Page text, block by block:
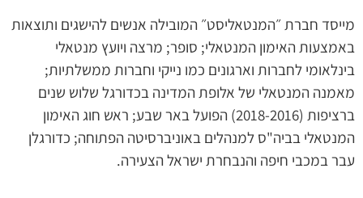
מייסד חברת ״המנטאליסט״ המובילה אנשים להישגים ותוצאות
באמצעות האימון המנטאלי; סופר; מרצה ויועץ מנטאלי
בינלאומי לחברות וארגונים כמו נייקי וחברות ממשלתיות;
מאמנה המנטאלי של אלופת המדינה בכדורגל שלוש שנים
ברציפות (2018-2016) הפועל באר שבע; ראש חוג האימון
המנטאלי בביה"ס למנהלים באוניברסיטה הפתוחה; כדורגלן
עבר במכבי חיפה והנבחרת ישראל הצעירה.